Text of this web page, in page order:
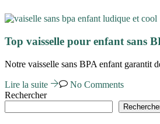
Top vaisselle pour enfant sans
Notre vaisselle sans BPA enfant garantit
Lire la suite
No Comments
Rechercher